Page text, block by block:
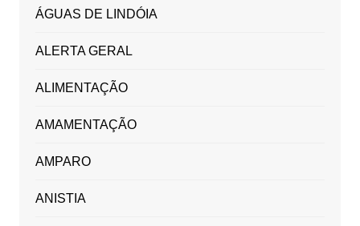
ÁGUAS DE LINDÓIA
ALERTA GERAL
ALIMENTAÇÃO
AMAMENTAÇÃO
AMPARO
ANISTIA